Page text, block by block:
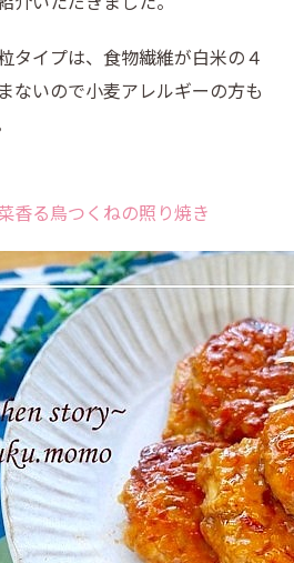
タイプは、食物繊維が白米の４
ないので小麦アレルギーの方も
る鳥つくねの照り焼き